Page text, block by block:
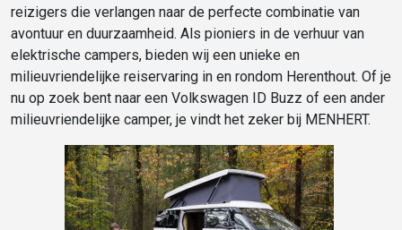
reizigers die verlangen naar de perfecte combinatie van
avontuur en duurzaamheid. Als pioniers in de verhuur van
elektrische campers, bieden wij een unieke en
milieuvriendelijke reiservaring in en rondom Herenthout. Of je
nu op zoek bent naar een Volkswagen ID Buzz of een ander
milieuvriendelijke camper, je vindt het zeker bij MENHERT.